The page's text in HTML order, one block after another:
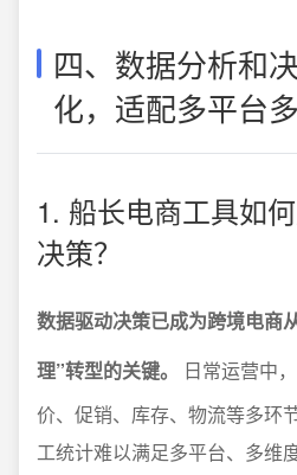
四、数据分析和
化，适配多平台
1. 船长电商工具如
决策？
数据驱动决策已成为跨境电商
理”转型的关键。
日常运营中
价、促销、库存、物流等多环
工统计难以满足多平台、多维